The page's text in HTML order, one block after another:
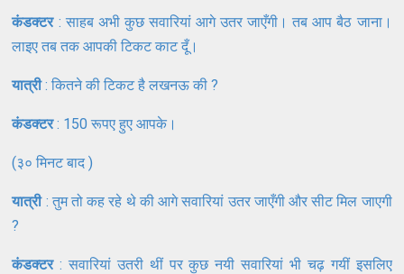
कंडक्टर: साहब अभी कुछ सवारियां आगे उतर जाएँगी। तब आप बैठ जाना।
लाइए तब तक आपकी टिकट काट दूँ।
यात्री: कितने की टिकट है लखनऊ की ?
कंडक्टर: 150 रूपए हुए आपके।
(३० मिनट बाद )
यात्री: तुम तो कह रहे थे की आगे सवारियां उतर जाएँगी और सीट मिल जाएगी
?
कंडक्टर: सवारियां उतरी थीं पर कुछ नयी सवारियां भी चढ़ गयीं इसलिए